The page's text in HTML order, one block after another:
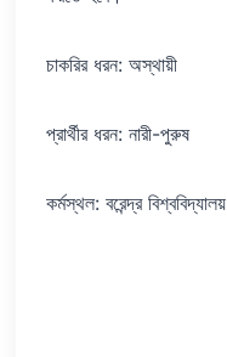
চাকরির ধরন: অস্থায়ী
প্রার্থীর ধরন: নারী-পুরুষ
কর্মস্থল: বরেন্দ্র বিশ্ববিদ্যালয়